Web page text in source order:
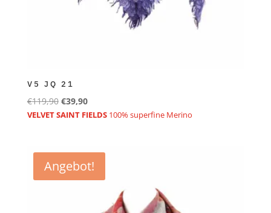
V5 JQ 21
€119,90 Ursprünglicher
Preis
€39,90Aktueller
Preis
VELVET SAINT FIELDS 100% superfine Merino
Angebot!